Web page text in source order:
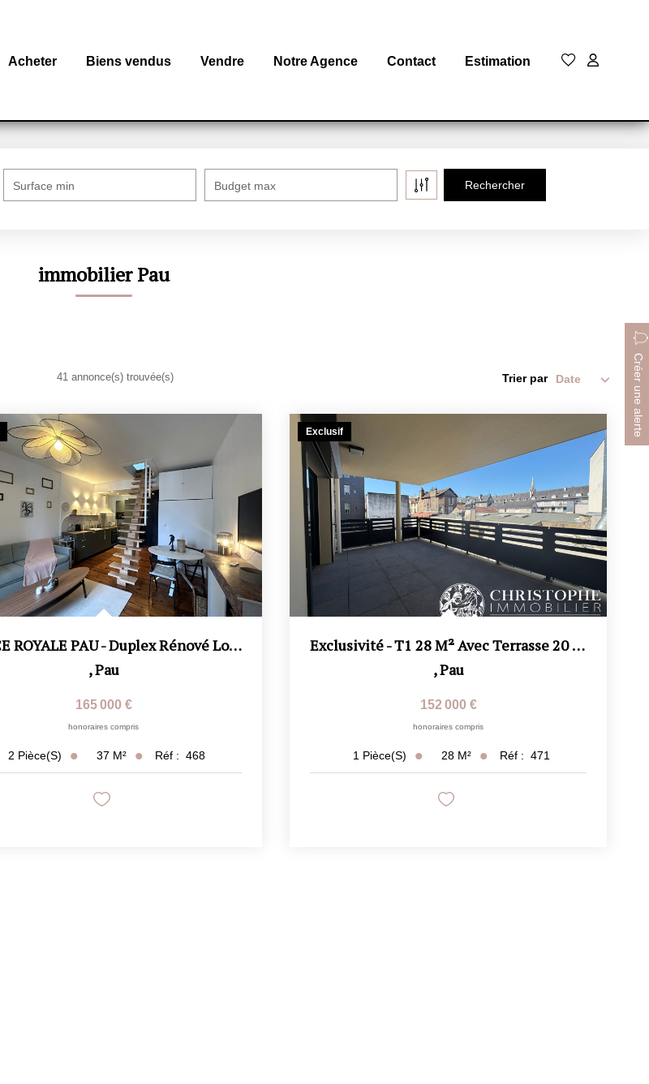
Acheter Biens vendus Vendre Notre Agence Contact Estimation
Surface min Budget max
immobilier Pau
Créer une alerte
41 annonce(s) trouvée(s) Trier par
PLACE ROYALE PAU - Duplex Rénové Loué - Dernier Étage Avec...
,Pau
165 000 €
honoraires compris
2 Pièce(s) 37 M² Réf : 468
Exclusif
Exclusivité - T1 28 M² Avec Terrasse 20 M² - Cave Et...
,Pau
152 000 €
honoraires compris
1 Pièce(s) 28 M² Réf : 471